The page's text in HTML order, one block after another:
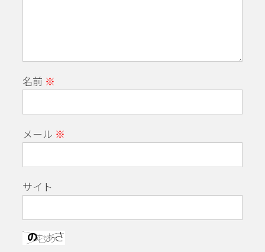
名前 ※
メール ※
サイト